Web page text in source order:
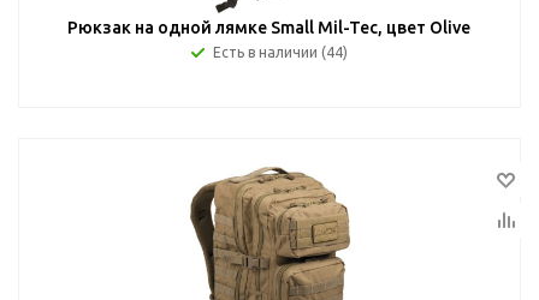
Рюкзак на одной лямке Small Mil-Tec, цвет Olive
Есть в наличии (44)